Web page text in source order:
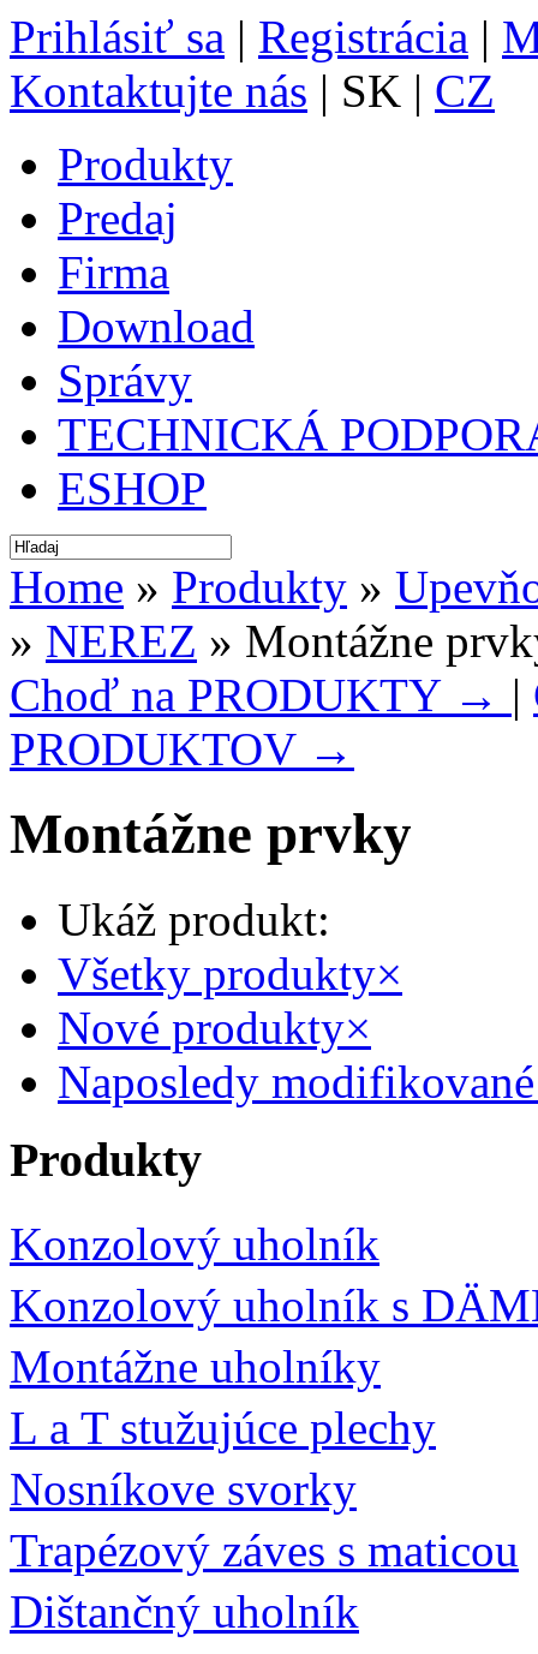
Prihlásiť sa | Registrácia |
Kontaktujte nás | SK | CZ
Produkty
Predaj
Firma
Download
Správy
TECHNICKÁ
ESHOP
Home » Produkty »
» NEREZ » Montážne
Choď na PRODUKTY → |
PRODUKTOV →
Montážne prvky
Ukáž produkt:
Všetky produkty×
Nové produkty×
Naposledy
Produkty
Konzolový uholník
Konzolový uholník s
Montážne uholníky
L a T stužujúce plechy
Nosníkove svorky
Trapézový záves s maticou
Dištančný uholník